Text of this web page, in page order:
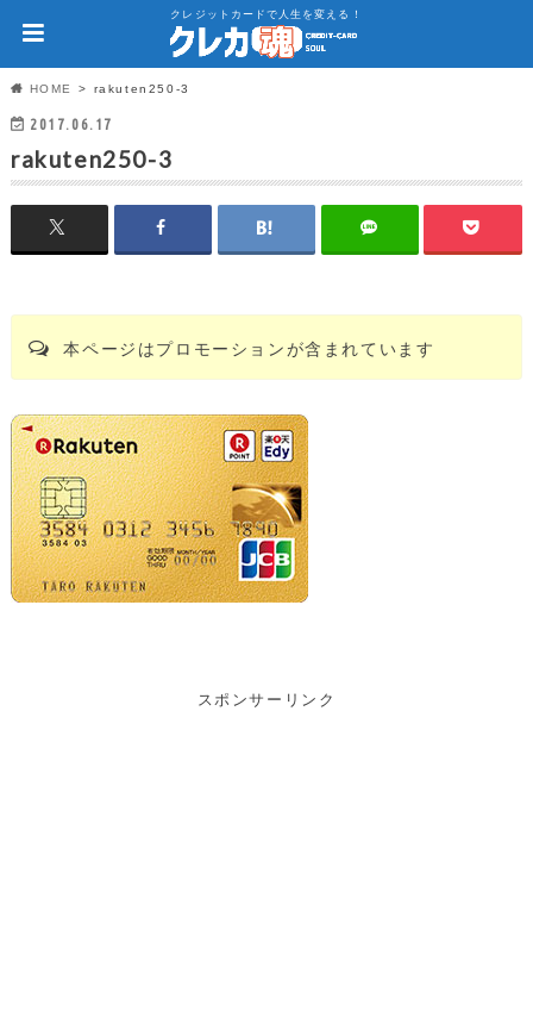
クレジットカードで人生を変える！
HOME rakuten250-3
2017.06.17
rakuten250-3
本ページはプロモーションが含まれています
スポンサーリンク